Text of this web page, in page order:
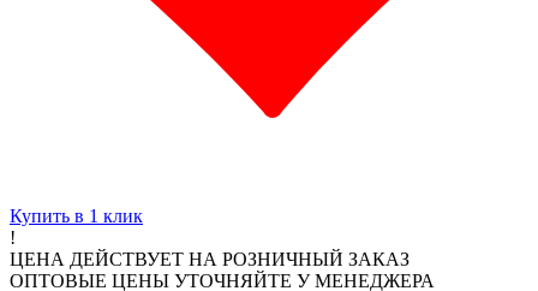
Купить в 1 клик
!
ЦЕНА ДЕЙСТВУЕТ НА РОЗНИЧНЫЙ ЗАКАЗ
ОПТОВЫЕ ЦЕНЫ УТОЧНЯЙТЕ У МЕНЕДЖЕРА